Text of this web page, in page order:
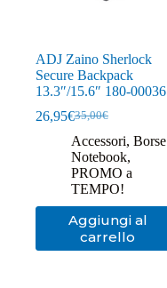
ADJ Zaino Sherlock
Secure Backpack
13.3″/15.6″ 180-00036
35,00€
Il
prezzo
originale
era:
35,00€.
26,95€Il
prezzo
attuale
è:
26,95€.
Accessori, Borse
Notebook,
PROMO a
TEMPO!
Aggiungi al
carrello